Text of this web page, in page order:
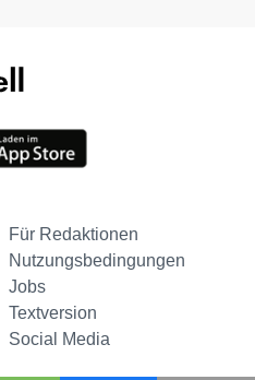
Für Redaktionen
Nutzungsbedingungen
Jobs
Textversion
Social Media